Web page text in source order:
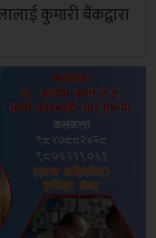
कुमारी बैंकद्वारा